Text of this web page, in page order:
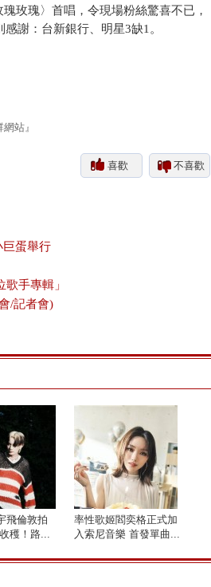
玫瑰〉首唱，令現場粉絲驚喜不已，
謝：台新銀行、明星3缺1。
站』
喜歡 不喜歡
巨蛋舉行
手專輯」
/記者會)
飛倫敦拍
穫！路...
率性歌姬閻奕格正式加
入索尼音樂 首發單曲...